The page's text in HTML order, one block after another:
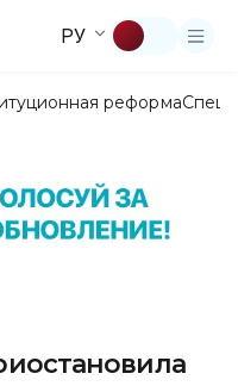
РУ
реформа